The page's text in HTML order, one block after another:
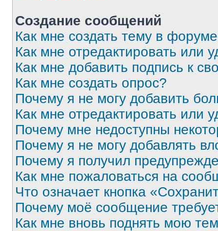
Создание сообщений
Как мне создать тему в
Как мне отредактировать или
Как мне добавить подпись к
Как мне создать опрос?
Почему я не могу добавить
Как мне отредактировать или
Почему мне недоступны
Почему я не могу добавлять
Почему я получил
Как мне пожаловаться на
Что означает кнопка
Почему моё сообщение
Как мне вновь поднять мою